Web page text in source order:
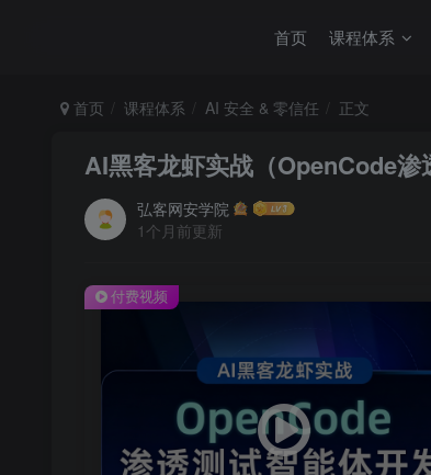
首页 课程体系
首页 课程体系 AI 安全 & 零信任 正文
AI黑客龙虾实战（OpenCode渗
弘客网安学院
1个月前更新
付费视频